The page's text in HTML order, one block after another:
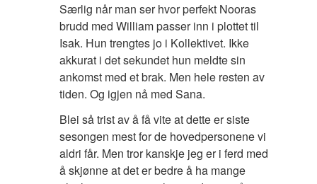
Særlig når man ser hvor perfekt Nooras
brudd med William passer inn i plottet til
Isak. Hun trengtes jo i Kollektivet. Ikke
akkurat i det sekundet hun meldte sin
ankomst med et brak. Men hele resten av
tiden. Og igjen nå med Sana.
Blei så trist av å få vite at dette er siste
sesongen mest for de hovedpersonene vi
aldri får. Men tror kanskje jeg er i ferd med
å skjønne at det er bedre å ha mange